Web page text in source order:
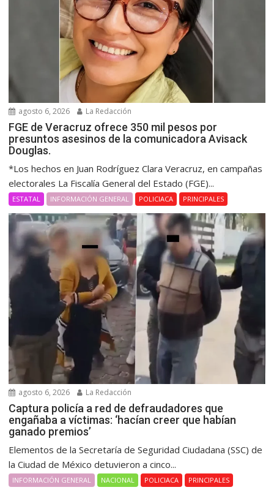
agosto 6, 2026 La Redacción
FGE de Veracruz ofrece 350 mil pesos por
presuntos asesinos de la comunicadora Avisack
Douglas.
*Los hechos en Juan Rodríguez Clara Veracruz, en campañas
electorales La Fiscalía General del Estado (FGE)...
ESTATAL INFORMACIÓN GENERAL POLICIACA PRINCIPALES
agosto 6, 2026 La Redacción
Captura policía a red de defraudadores que
engañaba a víctimas: ‘hacían creer que habían
ganado premios’
Elementos de la Secretaría de Seguridad Ciudadana (SSC) de
la Ciudad de México detuvieron a cinco...
INFORMACIÓN GENERAL NACIONAL POLICIACA PRINCIPALES